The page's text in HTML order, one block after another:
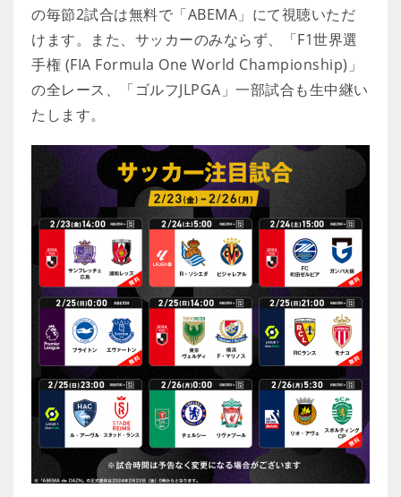
の毎節2試合は無料で「ABEMA」にて視聴いただ
けます。また、サッカーのみならず、「F1世界選
手権 (FIA Formula One World Championship)」
の全レース、「ゴルフJLPGA」一部試合も生中継い
たします。